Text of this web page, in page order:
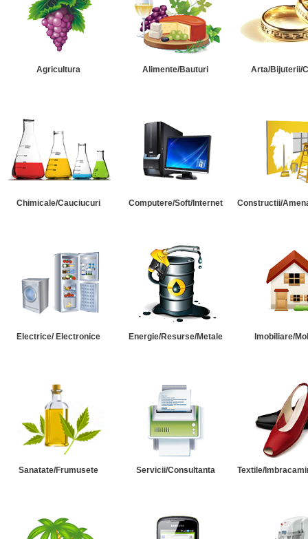
Agricultura Alimente/Bauturi Arta/Bijuterii/
Chimicale/Cauciucuri Computere/Soft/Internet Constructii/
Electrice/ Electronice Energie/Resurse/Metale Imobiliare/
Sanatate/Frumusete Servicii/Consultanta Textile/